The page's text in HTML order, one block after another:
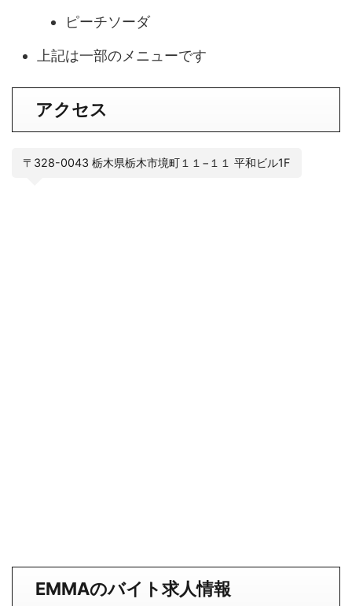
ピーチソーダ
上記は一部のメニューです
アクセス
〒328-0043 栃木県栃木市境町１１−１１ 平和ビル1F
EMMAのバイト求人情報